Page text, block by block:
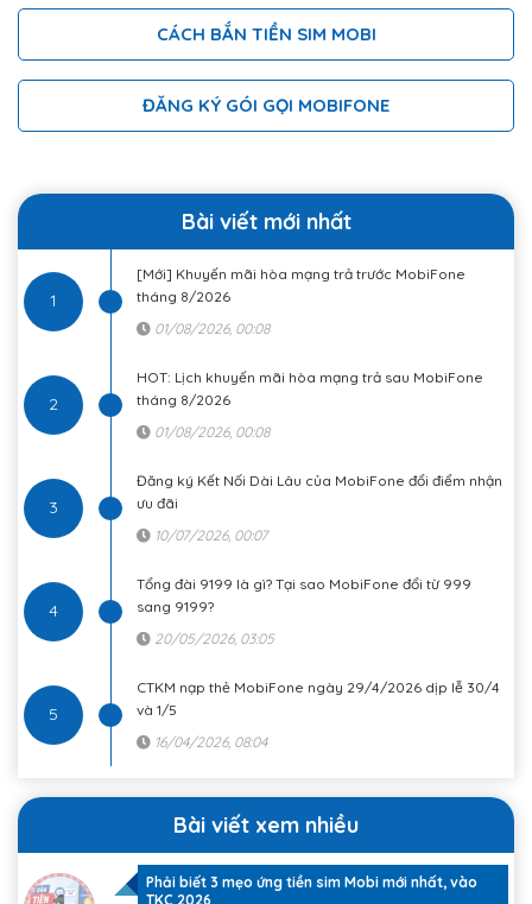
CÁCH BẮN TIỀN SIM MOBI
ĐĂNG KÝ GÓI GỌI MOBIFONE
Bài viết mới nhất
1
[Mới] Khuyến mãi hòa mạng trả trước MobiFone
tháng 8/2026
01/08/2026, 00:08
2
HOT: Lịch khuyến mãi hòa mạng trả sau MobiFone
tháng 8/2026
01/08/2026, 00:08
3
Đăng ký Kết Nối Dài Lâu của MobiFone đổi điểm nhận
ưu đãi
10/07/2026, 00:07
4
Tổng đài 9199 là gì? Tại sao MobiFone đổi từ 999
sang 9199?
20/05/2026, 03:05
5
CTKM nạp thẻ MobiFone ngày 29/4/2026 dịp lễ 30/4
và 1/5
16/04/2026, 08:04
Bài viết xem nhiều
Phải biết 3 mẹo ứng tiền sim Mobi mới nhất, vào
TKC 2026